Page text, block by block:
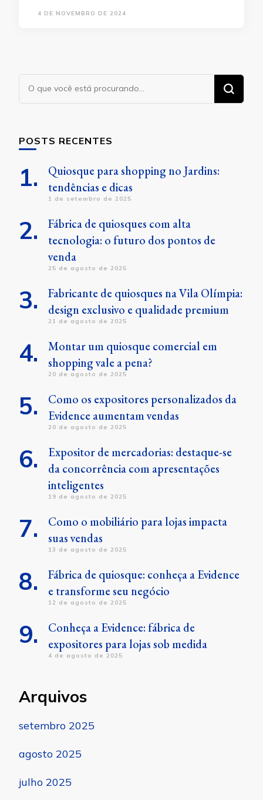
4 DE NOVEMBRO DE 2024
Procurando
algo?
POSTS RECENTES
Quiosque para shopping no Jardins:
tendências e dicas
1 de setembro de 2025
Fábrica de quiosques com alta
tecnologia: o futuro dos pontos de
venda
25 de agosto de 2025
Fabricante de quiosques na Vila Olímpia:
design exclusivo e qualidade premium
21 de agosto de 2025
Montar um quiosque comercial em
shopping vale a pena?
20 de agosto de 2025
Como os expositores personalizados da
Evidence aumentam vendas
20 de agosto de 2025
Expositor de mercadorias: destaque-se
da concorrência com apresentações
inteligentes
19 de agosto de 2025
Como o mobiliário para lojas impacta
suas vendas
13 de agosto de 2025
Fábrica de quiosque: conheça a Evidence
e transforme seu negócio
12 de agosto de 2025
Conheça a Evidence: fábrica de
expositores para lojas sob medida
4 de agosto de 2025
Arquivos
setembro 2025
agosto 2025
julho 2025